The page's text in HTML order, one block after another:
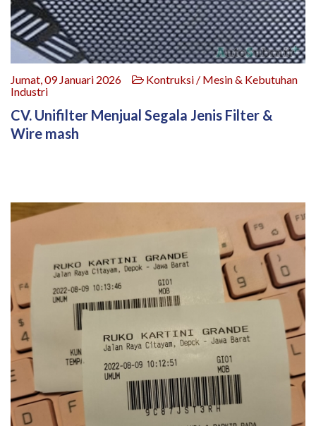
Jumat, 09 Januari 2026
Kontruksi / Mesin & Kebutuhan
Industri
CV. Unifilter Menjual Segala Jenis Filter &
Wire mash